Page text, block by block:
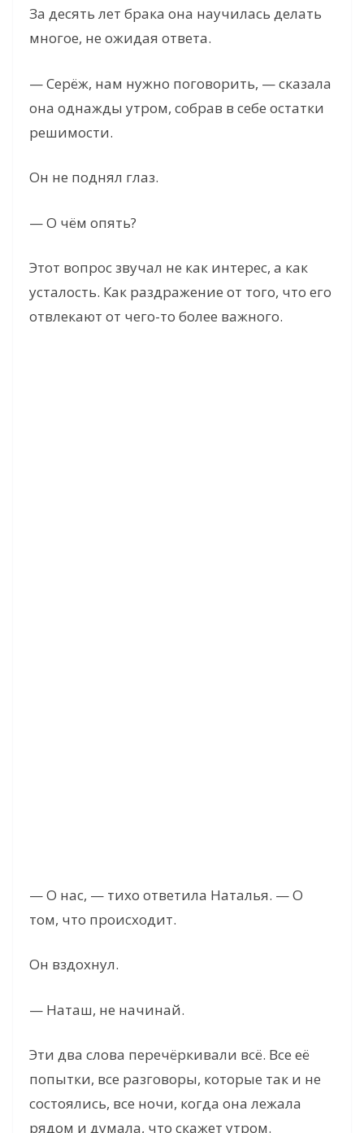
За десять лет брака она научилась делать
многое, не ожидая ответа.
— Серёж, нам нужно поговорить, — сказала
она однажды утром, собрав в себе остатки
решимости.
Он не поднял глаз.
— О чём опять?
Этот вопрос звучал не как интерес, а как
усталость. Как раздражение от того, что его
отвлекают от чего-то более важного.
— О нас, — тихо ответила Наталья. — О
том, что происходит.
Он вздохнул.
— Наташ, не начинай.
Эти два слова перечёркивали всё. Все её
попытки, все разговоры, которые так и не
состоялись, все ночи, когда она лежала
рядом и думала, что скажет утром.